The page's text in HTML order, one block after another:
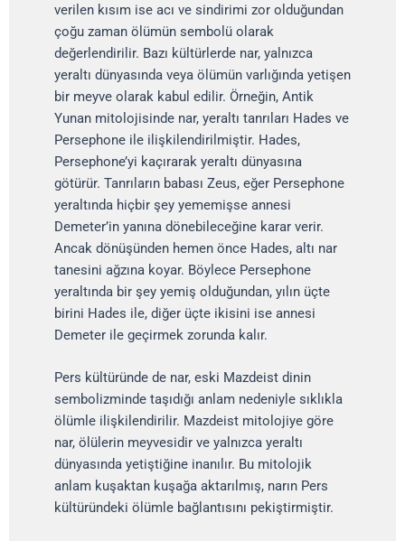
verilen kısım ise acı ve sindirimi zor olduğundan
çoğu zaman ölümün sembolü olarak
değerlendirilir. Bazı kültürlerde nar, yalnızca
yeraltı dünyasında veya ölümün varlığında yetişen
bir meyve olarak kabul edilir. Örneğin, Antik
Yunan mitolojisinde nar, yeraltı tanrıları Hades ve
Persephone ile ilişkilendirilmiştir. Hades,
Persephone’yi kaçırarak yeraltı dünyasına
götürür. Tanrıların babası Zeus, eğer Persephone
yeraltında hiçbir şey yememişse annesi
Demeter’in yanına dönebileceğine karar verir.
Ancak dönüşünden hemen önce Hades, altı nar
tanesini ağzına koyar. Böylece Persephone
yeraltında bir şey yemiş olduğundan, yılın üçte
birini Hades ile, diğer üçte ikisini ise annesi
Demeter ile geçirmek zorunda kalır.
Pers kültüründe de nar, eski Mazdeist dinin
sembolizminde taşıdığı anlam nedeniyle sıklıkla
ölümle ilişkilendirilir. Mazdeist mitolojiye göre
nar, ölülerin meyvesidir ve yalnızca yeraltı
dünyasında yetiştiğine inanılır. Bu mitolojik
anlam kuşaktan kuşağa aktarılmış, narın Pers
kültüründeki ölümle bağlantısını pekiştirmiştir.